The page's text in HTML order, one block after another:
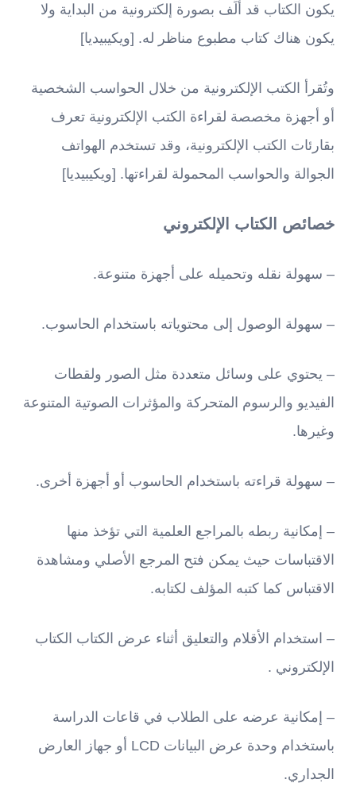
يكون الكتاب قد أُلِّف بصورة إلكترونية من البداية ولا
يكون هناك كتاب مطبوع مناظر له. [ويكيبيديا]
وتُقرأ الكتب الإلكترونية من خلال الحواسب الشخصية
أو أجهزة مخصصة لقراءة الكتب الإلكترونية تعرف
بقارئات الكتب الإلكترونية، وقد تستخدم الهواتف
الجوالة والحواسب المحمولة لقراءتها. [ويكيبيديا]
خصائص الكتاب الإلكتروني
– سهولة نقله وتحميله على أجهزة متنوعة.
– سهولة الوصول إلى محتوياته باستخدام الحاسوب.
– يحتوي على وسائل متعددة مثل الصور ولقطات
الفيديو والرسوم المتحركة والمؤثرات الصوتية المتنوعة
وغيرها.
– سهولة قراءته باستخدام الحاسوب أو أجهزة أخرى.
– إمكانية ربطه بالمراجع العلمية التي تؤخذ منها
الاقتباسات حيث يمكن فتح المرجع الأصلي ومشاهدة
الاقتباس كما كتبه المؤلف لكتابه.
– استخدام الأقلام والتعليق أثناء عرض الكتاب الكتاب
الإلكتروني .
– إمكانية عرضه على الطلاب في قاعات الدراسة
باستخدام وحدة عرض البيانات LCD أو جهاز العارض
الجداري.